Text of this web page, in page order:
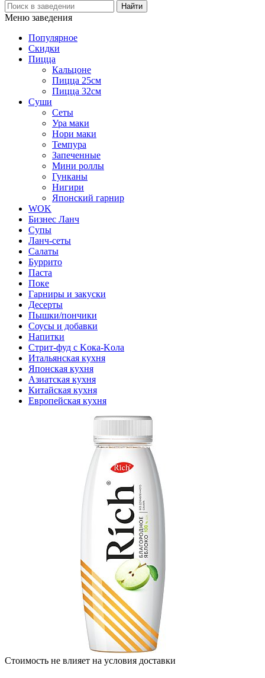
Меню заведения
Популярное
Скидки
Пицца
Кальцоне
Пицца 25см
Пицца 32см
Суши
Сеты
Ура маки
Нори маки
Темпура
Запеченные
Мини роллы
Гунканы
Нигири
Японский гарнир
WOK
Бизнес Ланч
Супы
Ланч-сеты
Салаты
Буррито
Паста
Поке
Гарниры и закуски
Десерты
Пышки/пончики
Соусы и добавки
Напитки
Стрит-фуд с Kока-Kола
Итальянская кухня
Японская кухня
Азиатская кухня
Китайская кухня
Европейская кухня
Стоимость не влияет на условия доставки